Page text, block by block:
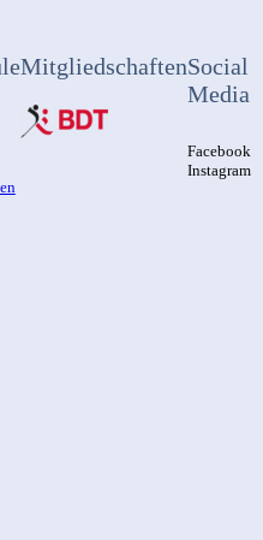
MitgliedschaftenSocial
Media
Facebook
Instagram